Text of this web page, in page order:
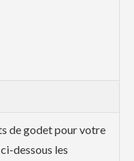
de godet pour votre
dessous les